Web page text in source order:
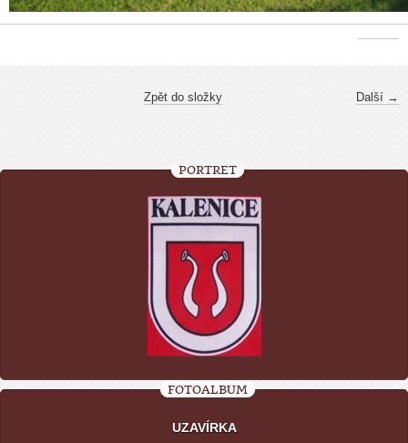
Další →
Zpět do složky
PORTRÉT
FOTOALBUM
UZAVÍRKA